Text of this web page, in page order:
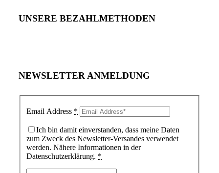
UNSERE BEZAHLMETHODEN
NEWSLETTER ANMELDUNG
Email Address *
Ich bin damit einverstanden, dass meine Daten
zum Zweck des Newsletter-Versandes verwendet
werden. Nähere Informationen in der
Datenschutzerklärung. *